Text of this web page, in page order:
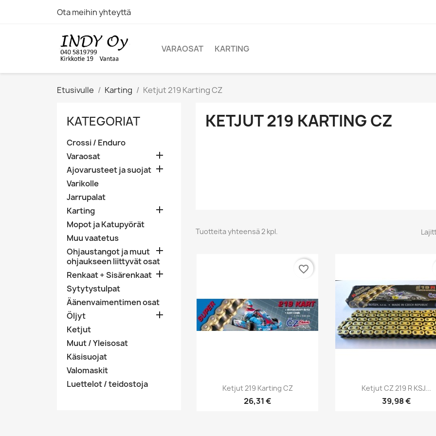
Ota meihin yhteyttä
VARAOSAT KARTING
Etusivulle Karting Ketjut 219 Karting CZ
KATEGORIAT
Crossi / Enduro
Varaosat

Ajovarusteet ja suojat 
Varikolle
Jarrupalat
Karting

Mopot ja Katupyörät
Muu vaatetus
Ohjaustangot ja muut
ohjaukseen liittyvät osat

Renkaat + Sisärenkaat 
Sytytystulpat
Äänenvaimentimen osat
Öljyt

Ketjut
Muut / Yleisosat
Käsisuojat
Valomaskit
Luettelot / teidostoja
KETJUT 219 KARTING CZ
Tuotteita yhteensä 2 kpl.
Pikakatselu
Ketjut 219 Karting CZ
26,31 €
favorite_border
Pikakatselu
Ketjut CZ 219 R KSJ...
39,98 €